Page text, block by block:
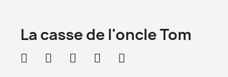
La casse de l'oncle Tom